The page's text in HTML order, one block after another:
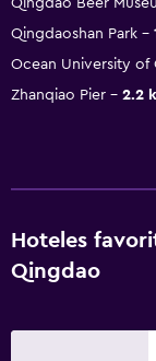
Qingdaoshan Park
Ocean University of
Zhanqiao Pier
2.2
Hoteles
Qingdao